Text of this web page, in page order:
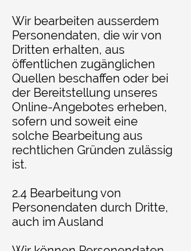
Wir bearbeiten ausserdem
Personendaten, die wir von
Dritten erhalten, aus
öffentlichen zugänglichen
Quellen beschaffen oder bei
der Bereitstellung unseres
Online-Angebotes erheben,
sofern und soweit eine
solche Bearbeitung aus
rechtlichen Gründen zulässig
ist.
2.4 Bearbeitung von
Personendaten durch Dritte,
auch im Ausland